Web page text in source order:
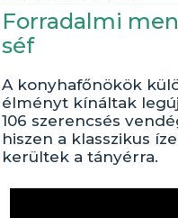
Forradalmi
séf
A konyhafőnökök
élményt kínáltak
106 szerencsés
hiszen a klasszikus
kerültek a tányérra.